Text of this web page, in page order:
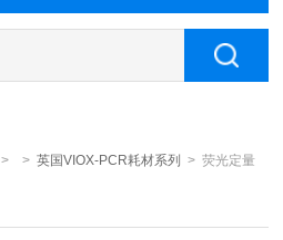
> >英国VIOX-PCR耗材系列 > 荧光定量